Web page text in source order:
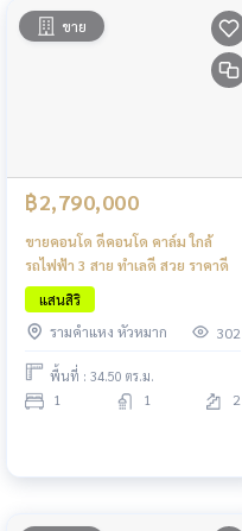
ขาย
฿2,790,000
ขายคอนโด ดีคอนโด คาล์ม ใกล้
รถไฟฟ้า 3 สาย ทำเลดี สวย ราคาดี
แสนสิริ
รามคำแหง หัวหมาก
302
พื้นที่ : 34.50 ตร.ม.
1 1 2